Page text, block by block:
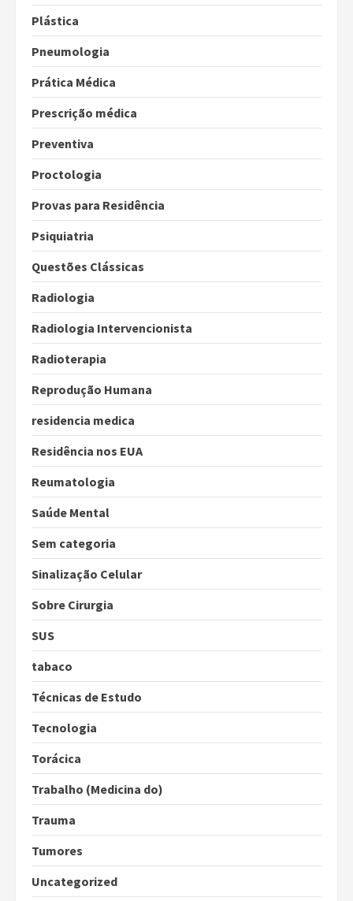
Plástica
Pneumologia
Prática Médica
Prescrição médica
Preventiva
Proctologia
Provas para Residência
Psiquiatria
Questões Clássicas
Radiologia
Radiologia Intervencionista
Radioterapia
Reprodução Humana
residencia medica
Residência nos EUA
Reumatologia
Saúde Mental
Sem categoria
Sinalização Celular
Sobre Cirurgia
SUS
tabaco
Técnicas de Estudo
Tecnologia
Torácica
Trabalho (Medicina do)
Trauma
Tumores
Uncategorized